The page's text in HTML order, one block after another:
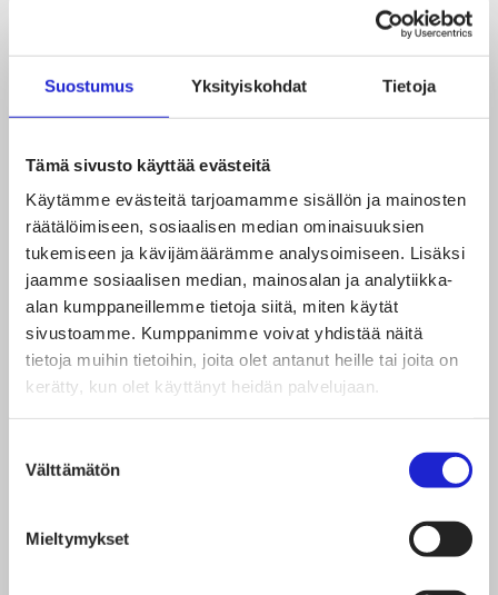
Suostumus Yksityiskohdat Tietoja
Tämä sivusto käyttää evästeitä
Käytämme evästeitä tarjoamamme sisällön ja mainosten
räätälöimiseen, sosiaalisen median ominaisuuksien
tukemiseen ja kävijämäärämme analysoimiseen. Lisäksi
jaamme sosiaalisen median, mainosalan ja analytiikka-
alan kumppaneillemme tietoja siitä, miten käytät
sivustoamme. Kumppanimme voivat yhdistää näitä
tietoja muihin tietoihin, joita olet antanut heille tai joita on
kerätty, kun olet käyttänyt heidän palvelujaan.
valinta
Välttämätön
Mieltymykset
kuluttajatuoteliiketoiminnan yrityksissä.
Strateginen painopiste II:
Priorisoidut toimenpiteet:
Design-vetoisen kuluttajaliiketoiminnan
ekosysteemin rakentaminen. Suomeen on
luotava ekosysteemi, joka tukee design-
vetoisen kuluttajatuoteliiketoiminnan
kaupallista ja liiketoimintaosaamista,
ekosysteemityötä tulee ohjata yritysten ja